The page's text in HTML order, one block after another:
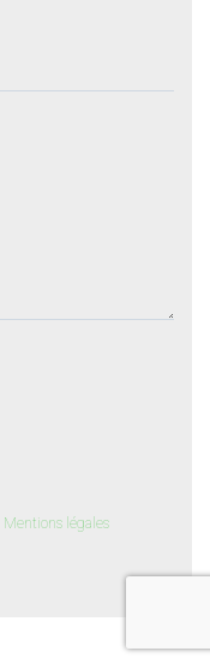
Mentions légales